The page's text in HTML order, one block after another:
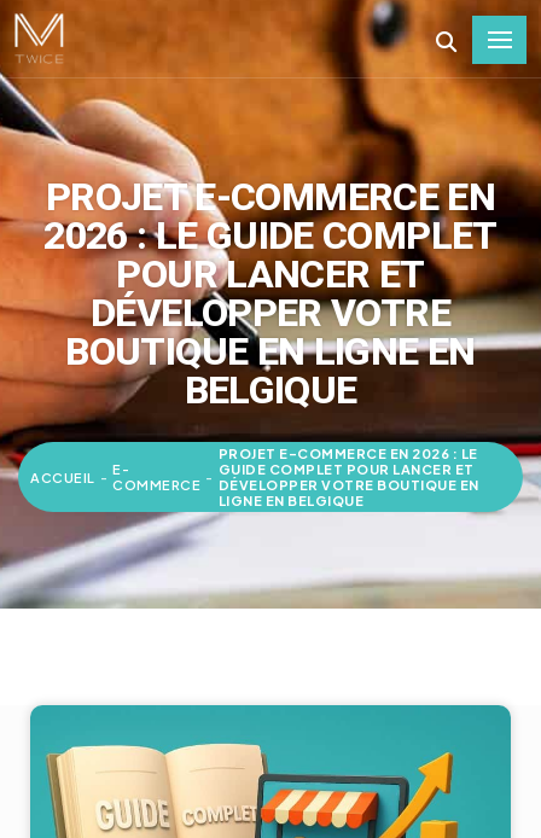
PROJET E-COMMERCE EN
2026 : LE GUIDE COMPLET
POUR LANCER ET
DÉVELOPPER VOTRE
BOUTIQUE EN LIGNE EN
BELGIQUE
ACCUEIL - E-
COMMERCE -
PROJET E-COMMERCE EN 2026 : LE
GUIDE COMPLET POUR LANCER ET
DÉVELOPPER VOTRE BOUTIQUE EN
LIGNE EN BELGIQUE